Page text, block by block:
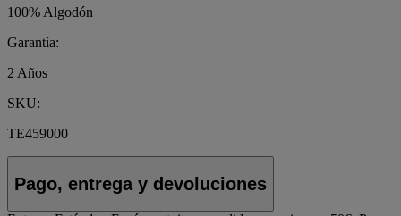
100% Algodón
Garantía:
2 Años
SKU:
TE459000
Pago, entrega y devoluciones